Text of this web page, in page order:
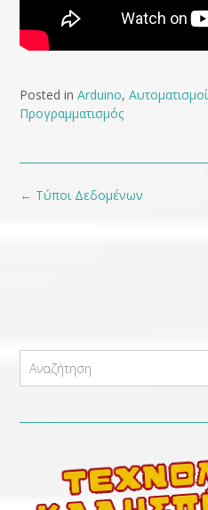
Posted in Arduino, Αυτοματισμοί
Προγραμματισμός
Post
← Τύποι Δεδομένων